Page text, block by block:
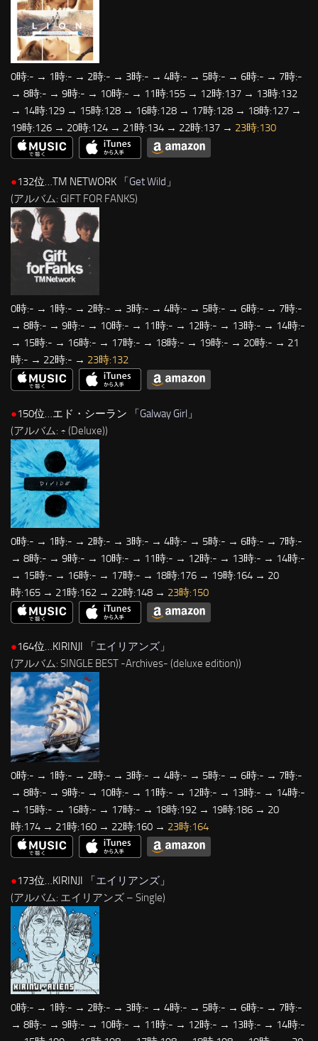
0時:- → 1時:- → 2時:- → 3時:- → 4時:- → 5時:- → 6時:- → 7時:-
→ 8時:- → 9時:- → 10時:- → 11時:155 → 12時:137 → 13時:132
→ 14時:129 → 15時:128 → 16時:128 → 17時:128 → 18時:127 →
19時:126 → 20時:124 → 21時:134 → 22時:137 → 23時:130
●132位…TM NETWORK 「Get Wild 」
(アルバム: GIFT FOR FANKS)
0時:- → 1時:- → 2時:- → 3時:- → 4時:- → 5時:- → 6時:- → 7時:-
→ 8時:- → 9時:- → 10時:- → 11時:- → 12時:- → 13時:- → 14時:-
→ 15時:- → 16時:- → 17時:- → 18時:- → 19時:- → 20時:- → 21
時:- → 22時:- → 23時:132
●150位…エド・シーラン 「Galway Girl 」
(アルバム: ÷ (Deluxe))
0時:- → 1時:- → 2時:- → 3時:- → 4時:- → 5時:- → 6時:- → 7時:-
→ 8時:- → 9時:- → 10時:- → 11時:- → 12時:- → 13時:- → 14時:-
→ 15時:- → 16時:- → 17時:- → 18時:176 → 19時:164 → 20
時:165 → 21時:162 → 22時:148 → 23時:150
●164位…KIRINJI 「エイリアンズ 」
(アルバム: SINGLE BEST -Archives- (deluxe edition))
0時:- → 1時:- → 2時:- → 3時:- → 4時:- → 5時:- → 6時:- → 7時:-
→ 8時:- → 9時:- → 10時:- → 11時:- → 12時:- → 13時:- → 14時:-
→ 15時:- → 16時:- → 17時:- → 18時:192 → 19時:186 → 20
時:174 → 21時:160 → 22時:160 → 23時:164
●173位…KIRINJI 「エイリアンズ 」
(アルバム: エイリアンズ – Single)
0時:- → 1時:- → 2時:- → 3時:- → 4時:- → 5時:- → 6時:- → 7時:-
→ 8時:- → 9時:- → 10時:- → 11時:- → 12時:- → 13時:- → 14時:-